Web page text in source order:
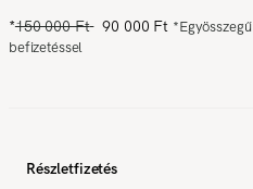
*150 000 Ft 90 000 Ft *Egyösszegű
befizetéssel
Részletfizetés